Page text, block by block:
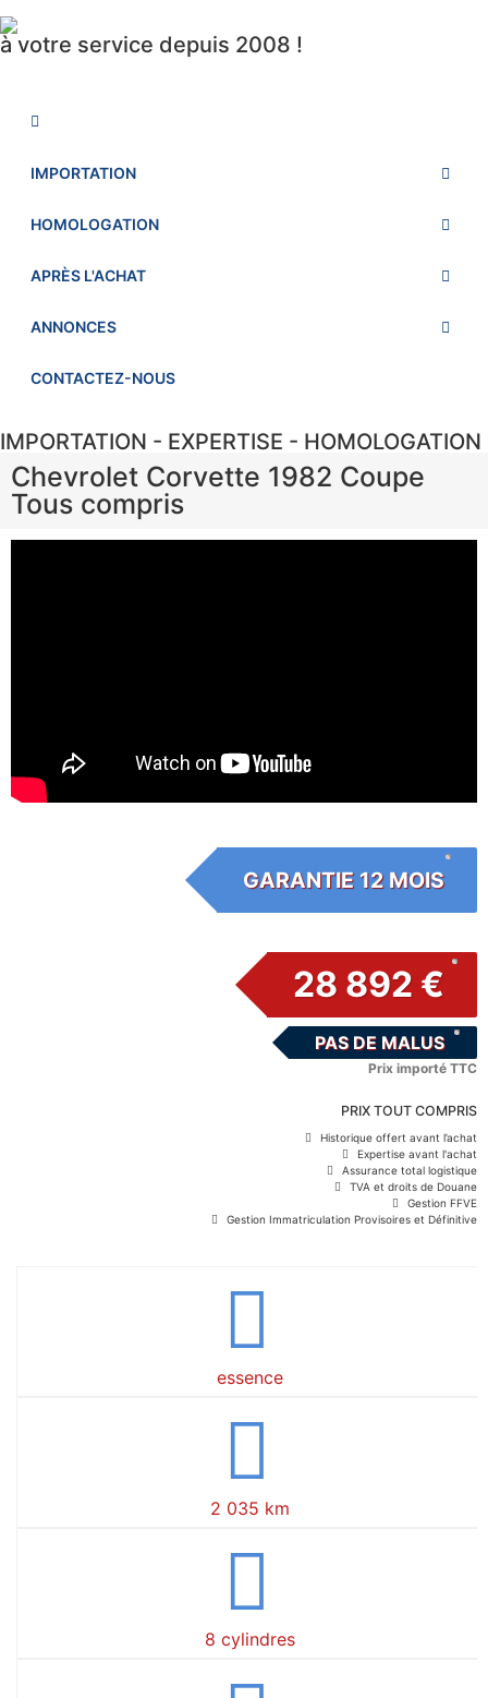
à votre service depuis 2008 !
IMPORTATION
HOMOLOGATION
APRÈS L'ACHAT
ANNONCES
CONTACTEZ-NOUS
IMPORTATION - EXPERTISE - HOMOLOGATION
Chevrolet Corvette 1982 Coupe
Tous compris
GARANTIE 12 MOIS
28 892 €
PAS DE MALUS
Prix importé TTC
PRIX TOUT COMPRIS
Historique offert avant l’achat
Expertise avant l'achat
Assurance total logistique
TVA et droits de Douane
Gestion FFVE
Gestion Immatriculation Provisoires et Définitive
essence
2 035 km
8 cylindres